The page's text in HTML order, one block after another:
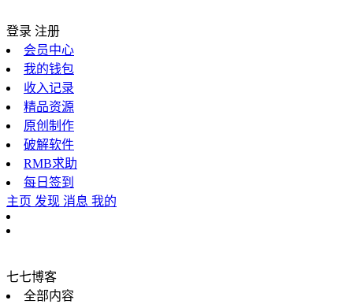
登录 注册
会员中心
我的钱包
收入记录
精品资源
原创制作
破解软件
RMB求助
每日签到
主页 发现 消息 我的
七七博客
全部内容